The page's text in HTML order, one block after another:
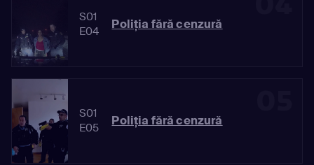
S01
E04
Poliția fără cenzură
S01
E05
Poliția fără cenzură